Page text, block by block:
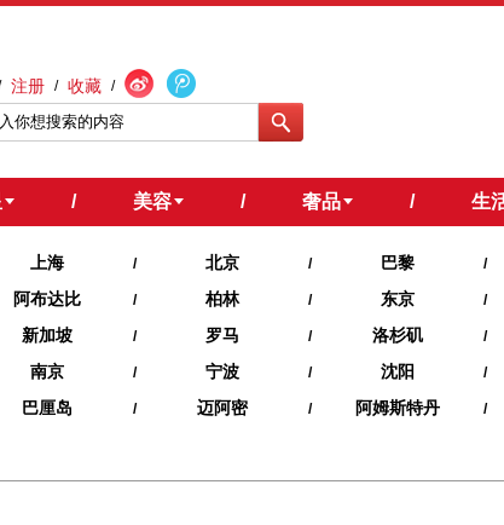
注册 / 收藏 /
/ 美容 / 奢品 / 生
上海 / 北京 / 巴黎 /
阿布达比 / 柏林 / 东京 /
新加坡 / 罗马 / 洛杉矶 /
南京 / 宁波 / 沈阳 /
巴厘岛 / 迈阿密 / 阿姆斯特丹 /